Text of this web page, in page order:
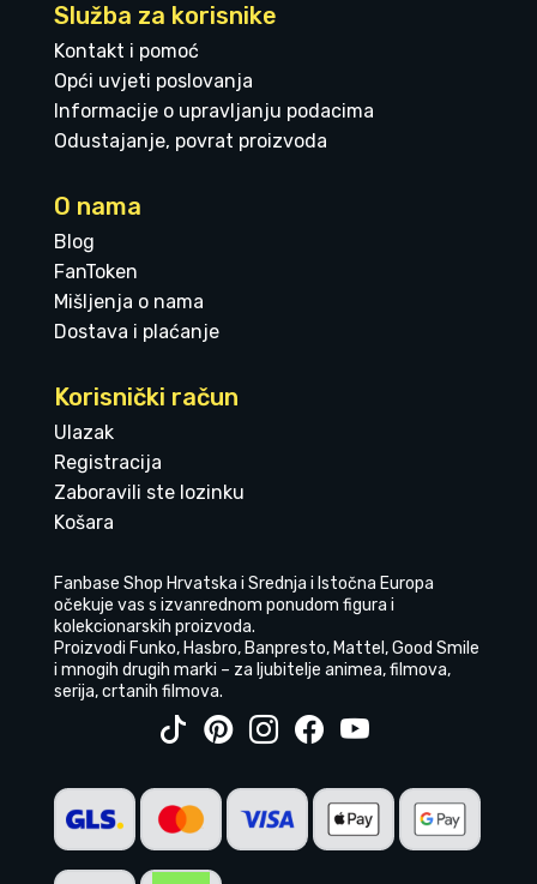
Služba za korisnike
Kontakt i pomoć
Opći uvjeti poslovanja
Informacije o upravljanju podacima
Odustajanje, povrat proizvoda
O nama
Blog
FanToken
Mišljenja o nama
Dostava i plaćanje
Korisnički račun
Ulazak
Registracija
Zaboravili ste lozinku
Košara
Fanbase Shop Hrvatska i Srednja i Istočna Europa
očekuje vas s izvanrednom ponudom figura i
kolekcionarskih proizvoda.
Proizvodi Funko, Hasbro, Banpresto, Mattel, Good Smile
i mnogih drugih marki – za ljubitelje animea, filmova,
serija, crtanih filmova.